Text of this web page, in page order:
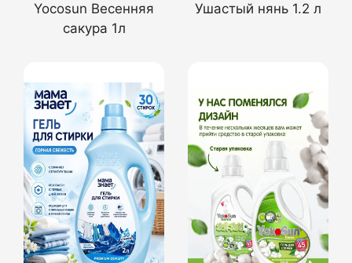
Yocosun Весенняя
сакура 1л
Ушастый нянь 1.2 л